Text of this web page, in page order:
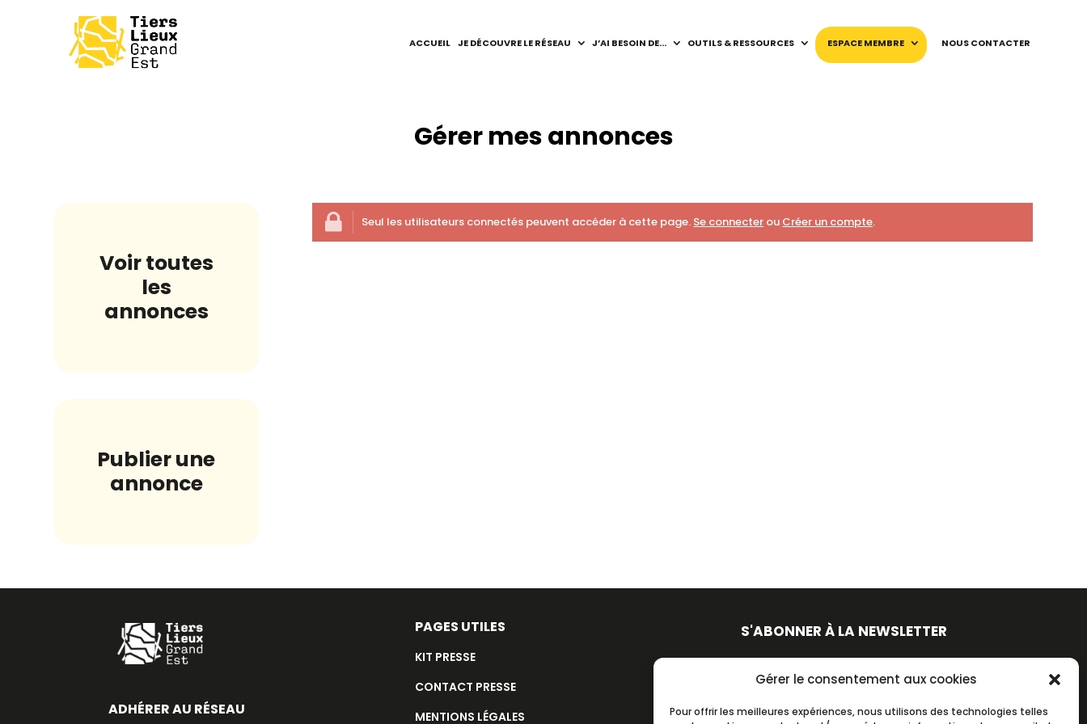
Gérer le consentement aux cookies
Pour offrir les meilleures expériences, nous utilisons des technologies telles
ACCUEIL JE DÉCOUVRE LE RÉSEAU J’AI BESOIN DE… OUTILS & RESSOURCES ESPACE MEMBRE NOUS CONTACTER
Gérer mes annonces
Voir toutes
les
annonces
Publier une
annonce
Seul les utilisateurs connectés peuvent accéder à cette page. Se connecter ou Créer un compte.
ADHÉRER AU RÉSEAU
PAGES UTILES
KIT PRESSE
CONTACT PRESSE
MENTIONS LÉGALES
S'ABONNER À LA NEWSLETTER